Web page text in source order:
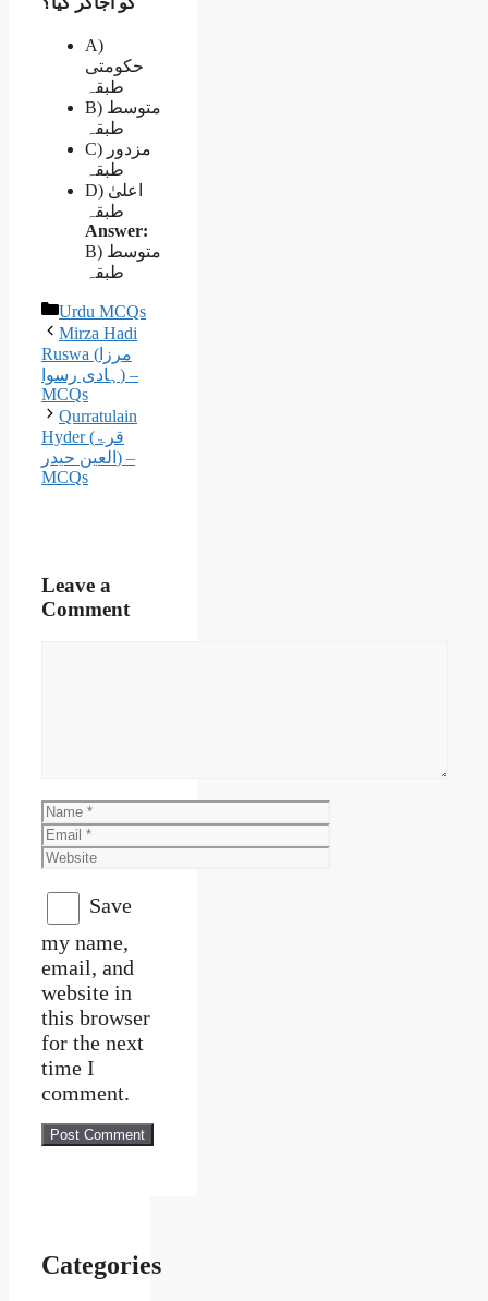
A)
حکومتی
طبقہ
B) متوسط
طبقہ
C) مزدور
طبقہ
D) اعلیٰ
طبقہ
Answer:
B) متوسط
طبقہ
Categories
Urdu MCQs
Mirza Hadi
Ruswa (مرزا
ہادی رسوا) –
MCQs
Qurratulain
Hyder (قرۃ
العین حیدر) –
MCQs
Leave a
Comment
Name
Email
Website
Save
my name,
email, and
website in
this browser
for the next
time I
comment.
Categories